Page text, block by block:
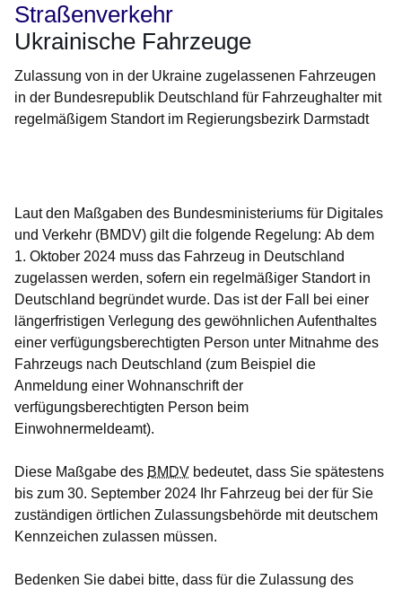
Straßenverkehr
Ukrainische Fahrzeuge
Zulassung von in der Ukraine zugelassenen Fahrzeugen
in der Bundesrepublik Deutschland für Fahrzeughalter mit
regelmäßigem Standort im Regierungsbezirk Darmstadt
Laut den Maßgaben des Bundesministeriums für Digitales
und Verkehr (BMDV) gilt die folgende Regelung: Ab dem
1. Oktober 2024 muss das Fahrzeug in Deutschland
zugelassen werden, sofern ein regelmäßiger Standort in
Deutschland begründet wurde. Das ist der Fall bei einer
längerfristigen Verlegung des gewöhnlichen Aufenthaltes
einer verfügungsberechtigten Person unter Mitnahme des
Fahrzeugs nach Deutschland (zum Beispiel die
Anmeldung einer Wohnanschrift der
verfügungsberechtigten Person beim
Einwohnermeldeamt).
Diese Maßgabe des BMDV bedeutet, dass Sie spätestens
bis zum 30. September 2024 Ihr Fahrzeug bei der für Sie
zuständigen örtlichen Zulassungsbehörde mit deutschem
Kennzeichen zulassen müssen.
Bedenken Sie dabei bitte, dass für die Zulassung des